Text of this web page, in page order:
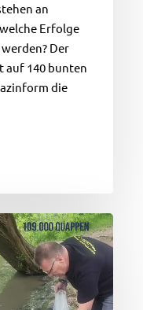
an
Erfolge
Der
auf 140 bunten
die